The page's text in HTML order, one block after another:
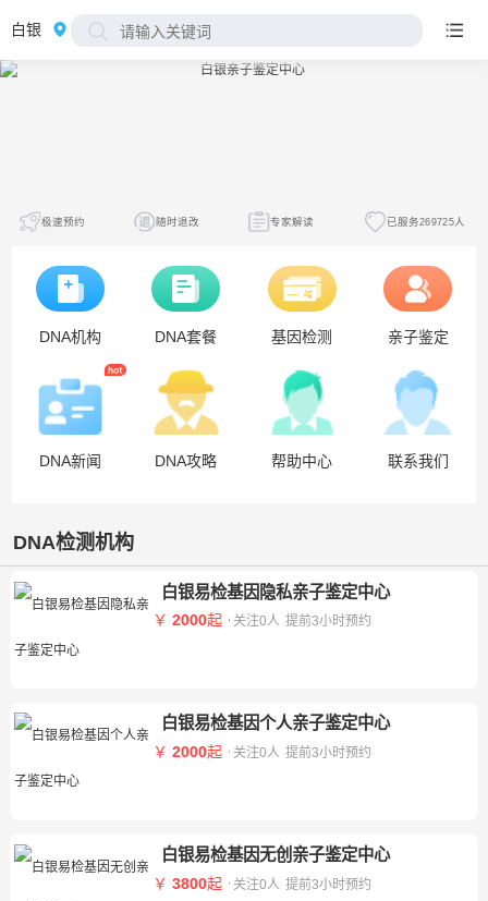
白银
极速预约 随时退改 专家解读 已服务269725人
DNA机构 DNA套餐 基因检测 亲子鉴定
DNA新闻 DNA攻略 帮助中心 联系我们
DNA检测机构
白银易检基因隐私亲子鉴定中心
￥ 2000起 关注0人 提前3小时预约
白银易检基因个人亲子鉴定中心
￥ 2000起 关注0人 提前3小时预约
白银易检基因无创亲子鉴定中心
￥ 3800起 关注0人 提前3小时预约